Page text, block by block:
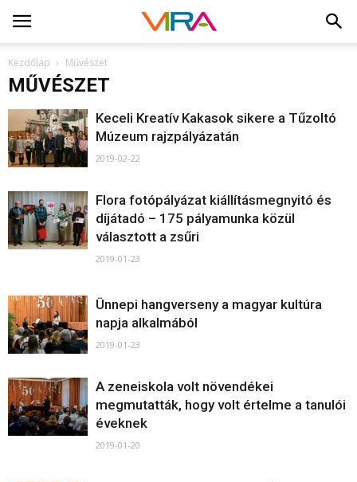
Kezdőlap Művészet
MŰVÉSZET
Keceli Kreatív Kakasok sikere a Tűzoltó
Múzeum rajzpályázatán
2019-02-22
Flora fotópályázat kiállításmegnyitó és
díjátadó – 175 pályamunka közül
választott a zsűri
2019-01-23
Ünnepi hangverseny a magyar kultúra
napja alkalmából
2019-01-23
A zeneiskola volt növendékei
megmutatták, hogy volt értelme a tanulói
éveknek
2019-01-20